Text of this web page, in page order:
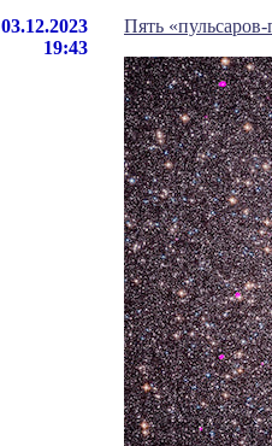
03.12.2023
19:43
Пять